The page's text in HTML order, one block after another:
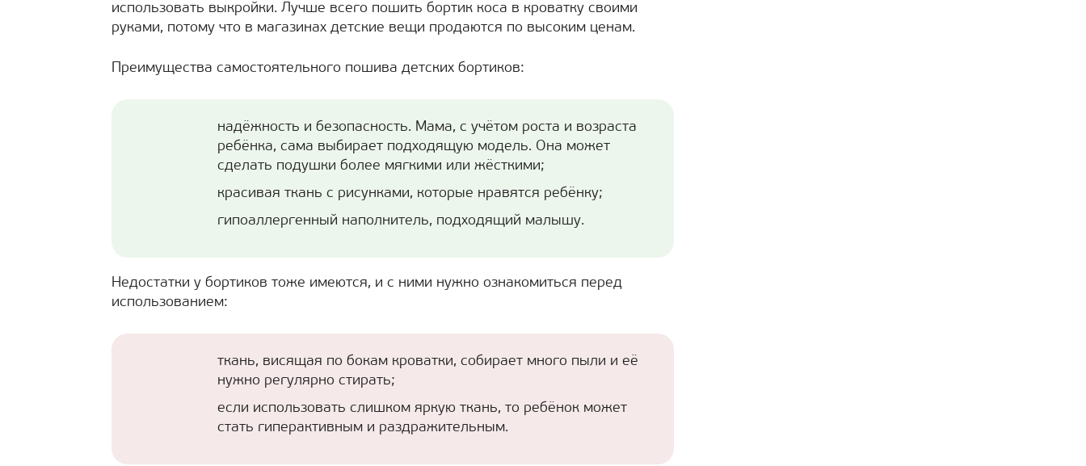
использовать выкройки. Лучше всего пошить бортик коса в кроватку своими
руками, потому что в магазинах детские вещи продаются по высоким ценам.
Преимущества самостоятельного пошива детских бортиков:
надёжность и безопасность. Мама, с учётом роста и возраста
ребёнка, сама выбирает подходящую модель. Она может
сделать подушки более мягкими или жёсткими;
красивая ткань с рисунками, которые нравятся ребёнку;
гипоаллергенный наполнитель, подходящий малышу.
Недостатки у бортиков тоже имеются, и с ними нужно ознакомиться перед
использованием:
ткань, висящая по бокам кроватки, собирает много пыли и её
нужно регулярно стирать;
если использовать слишком яркую ткань, то ребёнок может
стать гиперактивным и раздражительным.